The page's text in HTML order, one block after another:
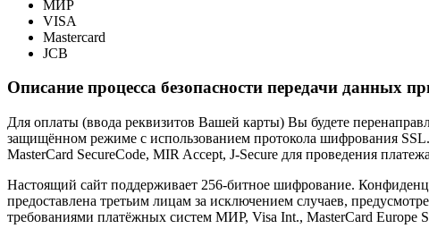
МИР
VISA
Mastercard
JCB
Описание процесса безопасности передачи данных
Для оплаты (ввода реквизитов Вашей карты) Вы будете
защищённом режиме с использованием протокола шифрования
MasterCard SecureCode, MIR Accept, J-Secure для проведения
Настоящий сайт поддерживает 256-битное шифрование.
предоставлена третьим лицам за исключением случаев,
требованиями платёжных систем МИР, Visa Int., MasterCard Europe